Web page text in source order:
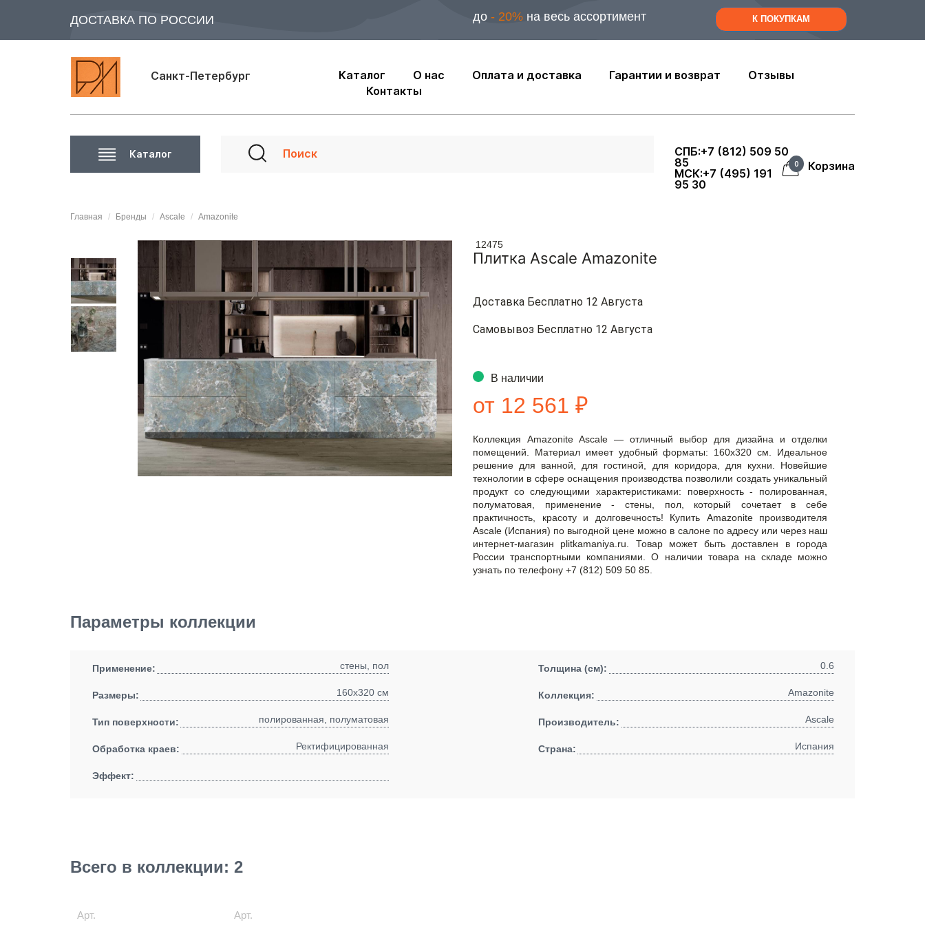
ДОСТАВКА ПО РОССИИ до - 20% на весь ассортимент К ПОКУПКАМ
Санкт-Петербург Каталог О нас Оплата и доставка Гарантии и возврат
Отзывы
Контакты
Каталог
СПБ:+7 (812) 509 50
85
МСК:+7 (495) 191
95 30
0 Корзина
Главная Бренды Ascale Amazonite
12475
Плитка Ascale Amazonite
Доставка Бесплатно 12 Августа
Самовывоз Бесплатно 12 Августа
В наличии
от 12 561 ₽
Коллекция Amazonite Ascale — отличный выбор для дизайна и отделки
помещений. Материал имеет удобный форматы: 160x320 см. Идеальное
решение для ванной, для гостиной, для коридора, для кухни. Новейшие
технологии в сфере оснащения производства позволили создать уникальный
продукт со следующими характеристиками: поверхность - полированная,
полуматовая, применение - стены, пол, который сочетает в себе
практичность, красоту и долговечность! Купить Amazonite производителя
Ascale (Испания) по выгодной цене можно в салоне по адресу или через наш
интернет-магазин plitkamaniya.ru. Товар может быть доставлен в города
России транспортными компаниями. О наличии товара на складе можно
узнать по телефону +7 (812) 509 50 85.
Параметры коллекции
Применение: стены, пол
Размеры: 160x320 см
Тип поверхности: полированная, полуматовая
Обработка краев: Ректифицированная
Эффект:
Толщина (см): 0.6
Коллекция: Amazonite
Производитель: Ascale
Страна: Испания
Всего в коллекции: 2
Арт. Арт.